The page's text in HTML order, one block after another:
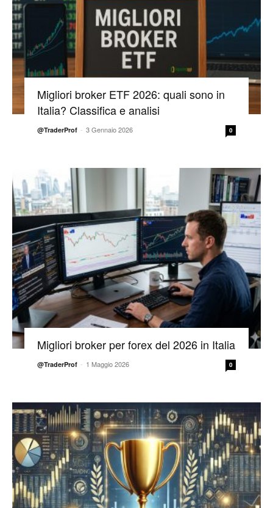
Migliori broker ETF 2026: quali sono in
Italia? Classifica e analisi
@TraderProf - 3 Gennaio 2026 0
Migliori broker per forex del 2026 in Italia
@TraderProf - 1 Maggio 2026 0